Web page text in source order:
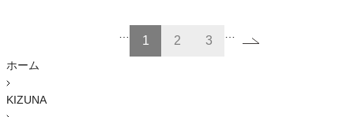
1 2 3
ホーム
KIZUNA